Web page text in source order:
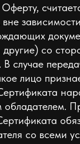
вне
другие) со
случае
лицо
обладателем.
со всеми